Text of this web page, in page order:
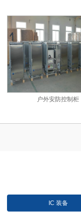
户外安防控制柜
IC 装备